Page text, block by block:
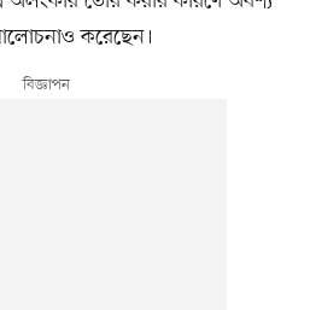
করেছেন।